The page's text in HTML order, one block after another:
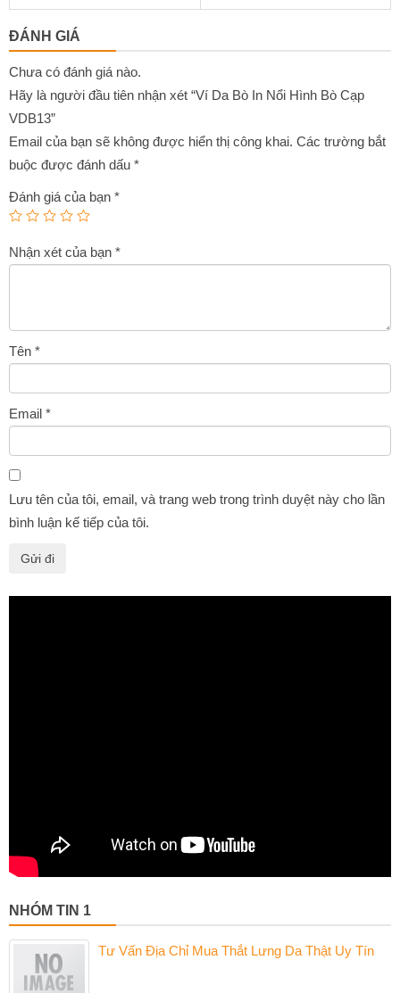
0
out
of
5
0
5
ĐÁNH GIÁ
Chưa có đánh giá nào.
Hãy là người đầu tiên nhận xét “Ví Da Bò In Nổi Hình Bò Cạp
VDB13”
Email của bạn sẽ không được hiển thị công khai. Các trường bắt
buộc được đánh dấu *
Đánh giá của bạn *
Nhận xét của bạn *
Tên *
Email *
Lưu tên của tôi, email, và trang web trong trình duyệt này cho lần
bình luận kế tiếp của tôi.
NHÓM TIN 1
Tư Vấn Địa Chỉ Mua Thắt Lưng Da Thật Uy Tín